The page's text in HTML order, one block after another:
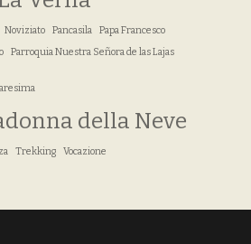
Noviziato Pancasila
Papa Francesco
Parroquia Nuestra Señora de las Lajas
della Neve
Trekking Vocazione